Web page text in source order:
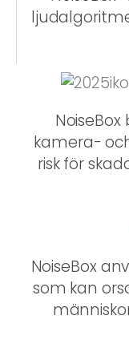
kamera-
risk för
NoiseBox
som kan